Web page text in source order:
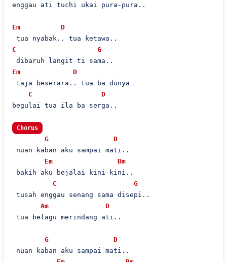
enggau ati tuchi ukai pura-pura..
Em
D
C
G
Em
D
taja beserara.. tua ba dunya
C
D
begulai tua ila ba serga..
Chorus
G
D
nuan kaban aku sampai mati..
Em
Bm
bakih aku bejalai kini-kini..
C
G
tusah enggau senang sama disepi..
Am
D
tua belagu merindang ati..
G
D
nuan kaban aku sampai mati..